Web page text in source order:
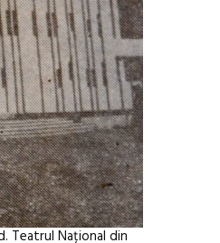
Teatrul Național din